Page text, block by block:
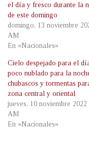
el día y fresco durante la
de este domingo
domingo, 13 noviembre
AM
En «Nacionales»
Cielo despejado para el
poco nublado para la
chubascos y tormentas
zona central y oriental
jueves, 10 noviembre 2022
AM
En «Nacionales»